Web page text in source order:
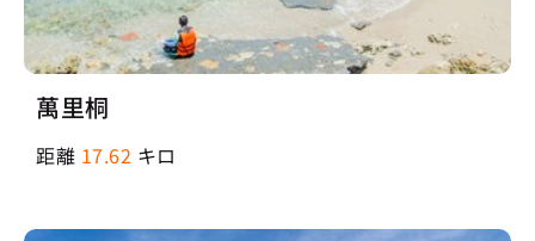
萬里桐
距離 17.62 キロ